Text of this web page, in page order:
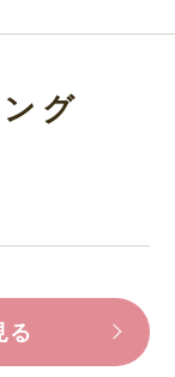
グ
る